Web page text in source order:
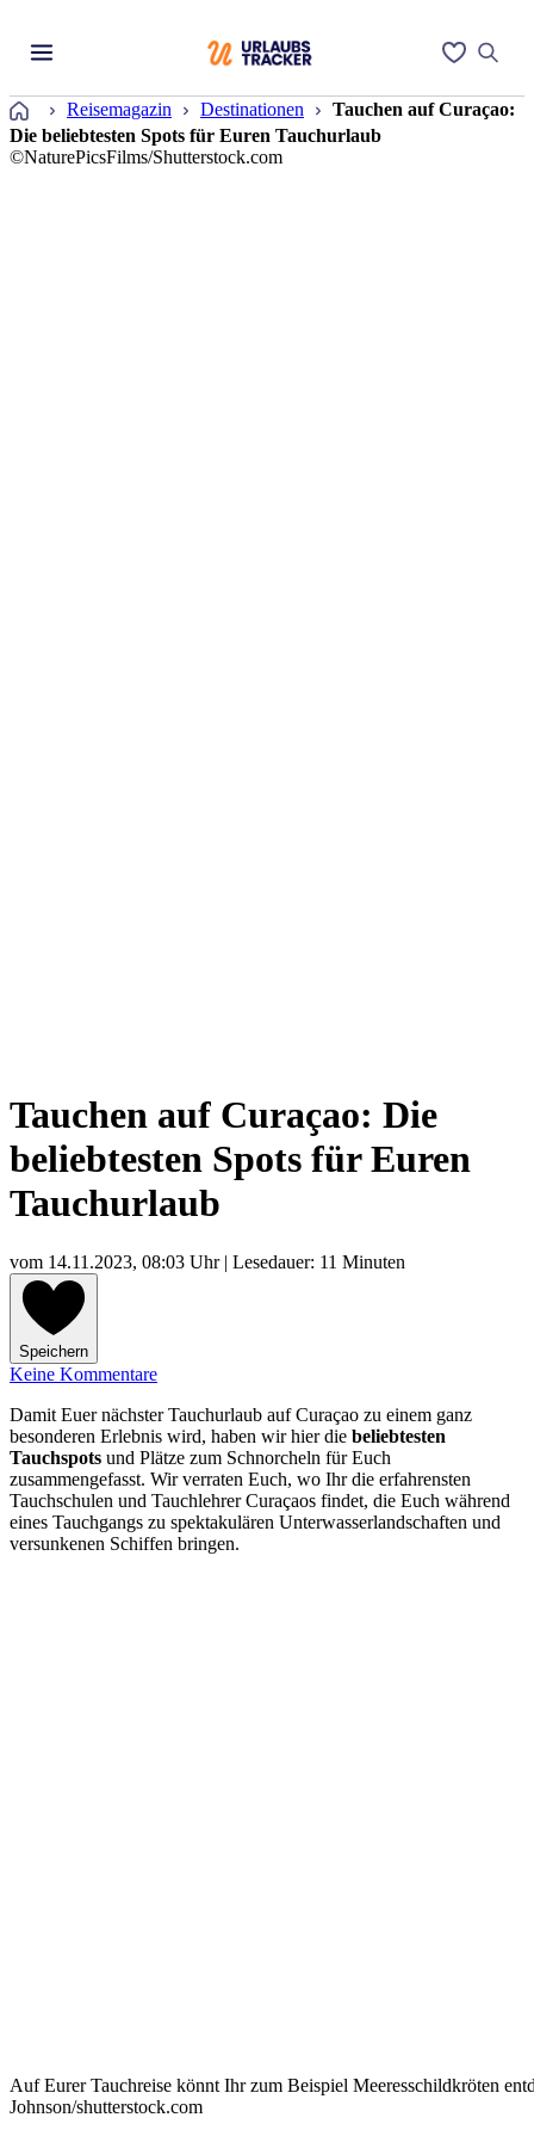
Startseite
Reisemagazin Destinationen
Tauchen auf Curaçao:
Die beliebtesten Spots für Euren Tauchurlaub
©NaturePicsFilms/Shutterstock.com
Tauchen auf Curaçao: Die
beliebtesten Spots für Euren
Tauchurlaub
vom 14.11.2023, 08:03 Uhr| Lesedauer: 11 Minuten
Speichern
Keine Kommentare
Damit Euer nächster Tauchurlaub auf Curaçao zu einem ganz
besonderen Erlebnis wird, haben wir hier die beliebtesten
Tauchspots und Plätze zum Schnorcheln für Euch
zusammengefasst. Wir verraten Euch, wo Ihr die erfahrensten
Tauchschulen und Tauchlehrer Curaçaos findet, die Euch während
eines Tauchgangs zu spektakulären Unterwasserlandschaften und
versunkenen Schiffen bringen.
Auf Eurer Tauchreise könnt Ihr zum Beispiel Meeresschildkröten
Johnson/shutterstock.com